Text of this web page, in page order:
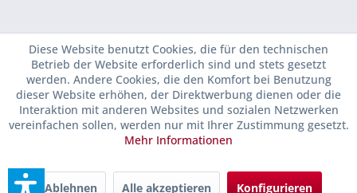
Diese Website benutzt Cookies, die für den technischen
Betrieb der Website erforderlich sind und stets gesetzt
werden. Andere Cookies, die den Komfort bei Benutzung
dieser Website erhöhen, der Direktwerbung dienen oder die
Interaktion mit anderen Websites und sozialen Netzwerken
vereinfachen sollen, werden nur mit Ihrer Zustimmung gesetzt.
Mehr Informationen
Ablehnen Alle akzeptieren Konfigurieren